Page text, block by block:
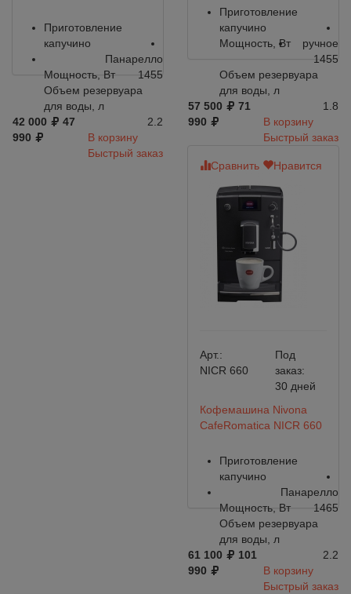
Приготовление
капучино
Панарелло
Мощность, Вт
1455
Объем резервуара
для воды, л
2.2
42 000
47
990
В корзину
Быстрый заказ
Приготовление
капучино
ручное
Мощность, Вт
1455
Объем резервуара
для воды, л
1.8
57 500
71
990
В корзину
Быстрый заказ
Сравнить Нравится
Арт.:
NICR 660
Под
заказ:
30 дней
Кофемашина Nivona
CafeRomatica NICR 660
Приготовление
капучино
Панарелло
Мощность, Вт
1465
Объем резервуара
для воды, л
2.2
61 100
101
990
В корзину
Быстрый заказ